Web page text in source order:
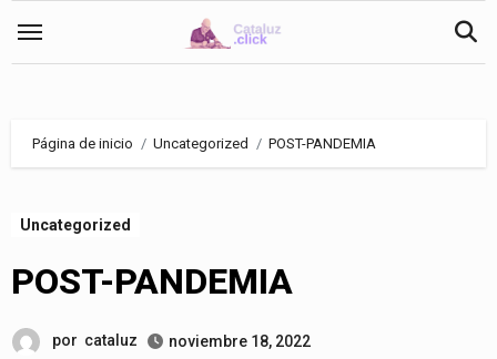
Página de inicio Uncategorized POST-PANDEMIA
Uncategorized
POST-PANDEMIA
por cataluz noviembre 18, 2022